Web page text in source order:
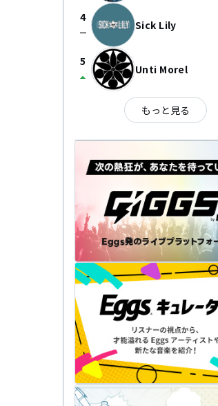
4
check_indeterminate_small Sick Lily
5
arrow_drop_up Unti Morel
もっと見る